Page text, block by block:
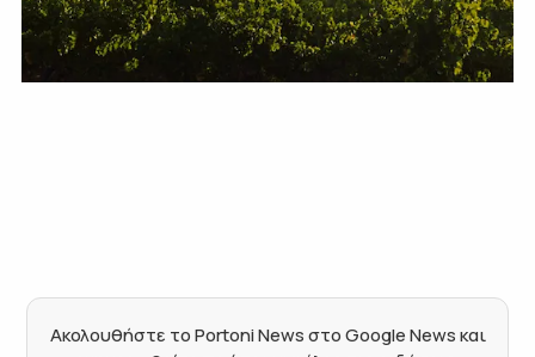
Ακολουθήστε το Portoni News στο Google News και